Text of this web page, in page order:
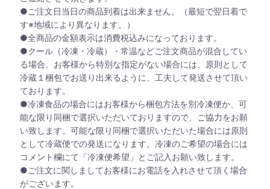
●ご注文日当日の商品到着は出来ません。（最短で翌日着で
す※地域により異なります。）
●全商品の金額表示は消費税込みになっております。
●クール（冷凍・冷蔵）・常温などご注文商品が混合してい
る場合、お客様から特別な指定がない場合には、原則として
冷蔵１梱包でお送り出来るように、工夫して発送させて頂い
ております。
●冷凍食品の場合にはお客様から梱包方法を別冷凍便か、可
能な限り同梱で選択いただいておりますので、ご協力をお願
い致します。可能な限り同梱で選択いただいた場合には原則
として冷蔵便での発送になります。冷凍のご希望の場合には
コメント欄にて「冷凍便希望」とご記入お願い致します。
●ご注文に関しましてお客様にお電話を入れさせて頂く場合
がございます。